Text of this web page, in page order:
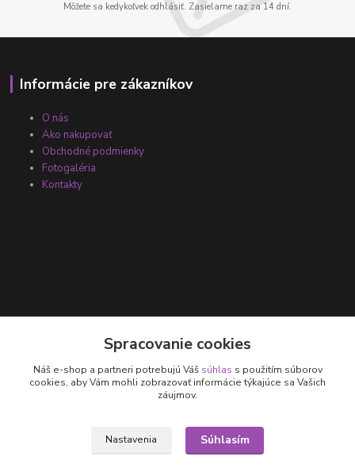
Môžete sa kedykoľvek odhlásiť. Zasielame raz za 14 dní.
Informácie pre zákazníkov
O nás
Ako nakupovať
Obchodné podmienky
Fotogaléria
Kontakty
+421 905 531 251
Spracovanie cookies
Náš e-shop a partneri potrebujú Váš súhlas s použitím súborov
cookies, aby Vám mohli zobrazovať informácie týkajúce sa Vašich
záujmov.
Nastavenia Súhlasím